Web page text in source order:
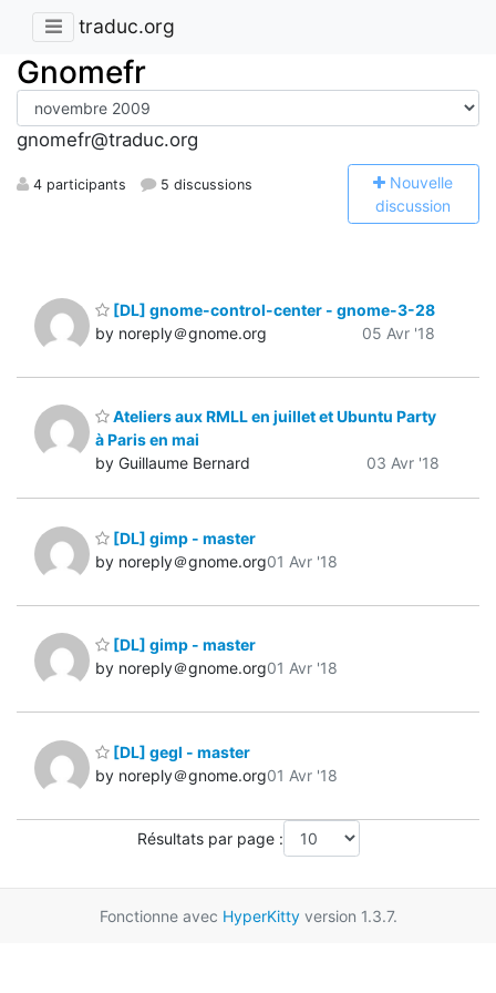
traduc.org
Gnomefr
gnomefr@traduc.org
4 participants 5 discussions Nouvelle
discussion
[DL] gnome-control-center - gnome-3-28
by noreply＠gnome.org
05 Avr '18
Ateliers aux RMLL en juillet et Ubuntu Party
à Paris en mai
by Guillaume Bernard
03 Avr '18
[DL] gimp - master
by noreply＠gnome.org01 Avr '18
[DL] gimp - master
by noreply＠gnome.org01 Avr '18
[DL] gegl - master
by noreply＠gnome.org01 Avr '18
Résultats par page :
Fonctionne avec HyperKittyversion 1.3.7.